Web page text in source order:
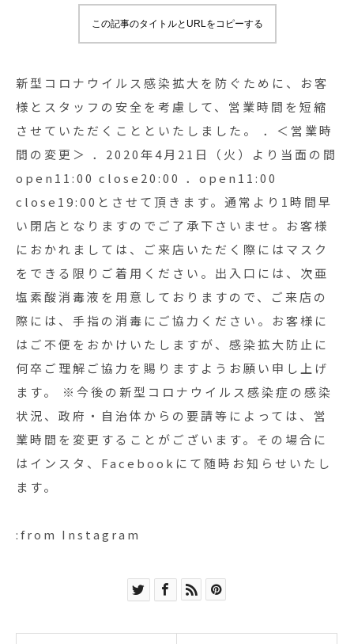
とさせて頂きます。通常より1時間早い閉店となり
ご着用ください。出入口には、次亜塩素酸消毒液
を用意しておりますので、ご来店の際には、手指
の消毒にご協力ください。お客様にはご不便をお
協力を賜りますようお願い申し上げます。 ※今後
の新型コロナウイルス感染症の感染状況、政府・
自治体からの要請等によっては、営業時間を変更
することがございます。その場合にはインスタ、
Facebookにて随時お知らせいたします。
この記事のタイトルとURLをコピーする
新型コロナウイルス感染拡大を防ぐために、お客
様とスタッフの安全を考慮して、営業時間を短縮
させていただくことといたしました。 ．＜営業時
間の変更＞ ．2020年4月21日（火）より当面の間
open11:00 close20:00 ．︎open11:00
close19:00とさせて頂きます。通常より1時間早
い閉店となりますのでご了承下さいませ。お客様
におかれましては、ご来店いただく際にはマスク
をできる限りご着用ください。出入口には、次亜
塩素酸消毒液を用意しておりますので、ご来店の
際には、手指の消毒にご協力ください。お客様に
はご不便をおかけいたしますが、感染拡大防止に
何卒ご理解ご協力を賜りますようお願い申し上げ
ます。 ※今後の新型コロナウイルス感染症の感染
状況、政府・自治体からの要請等によっては、営
業時間を変更することがございます。その場合に
はインスタ、Facebookにて随時お知らせいたし
ます。
:from Instagram